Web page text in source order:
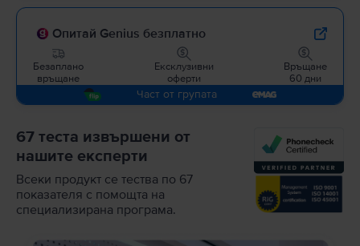
Опитай Genius безплатно
Безаплано
връщане
Ексклузивни
оферти
Връщане
60 дни
Част от групата
67 теста извършени от
нашите експерти
Всеки продукт се тества по 67
показателя с помощта на
специализирана програма.